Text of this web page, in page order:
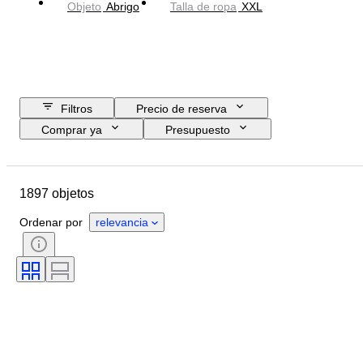
Objeto Abrigo Talla de ropa XXL
Filtros
Precio de reserva
Comprar ya
Presupuesto
País de origen
Estado
Estilo
Color
Tamaño del artículo
Motivo
1897 objetos
Ordenar por relevancia